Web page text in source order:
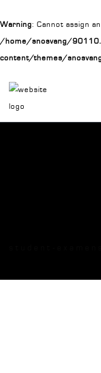
Warning: Cannot assign
/home/snosvang/
content/themes/